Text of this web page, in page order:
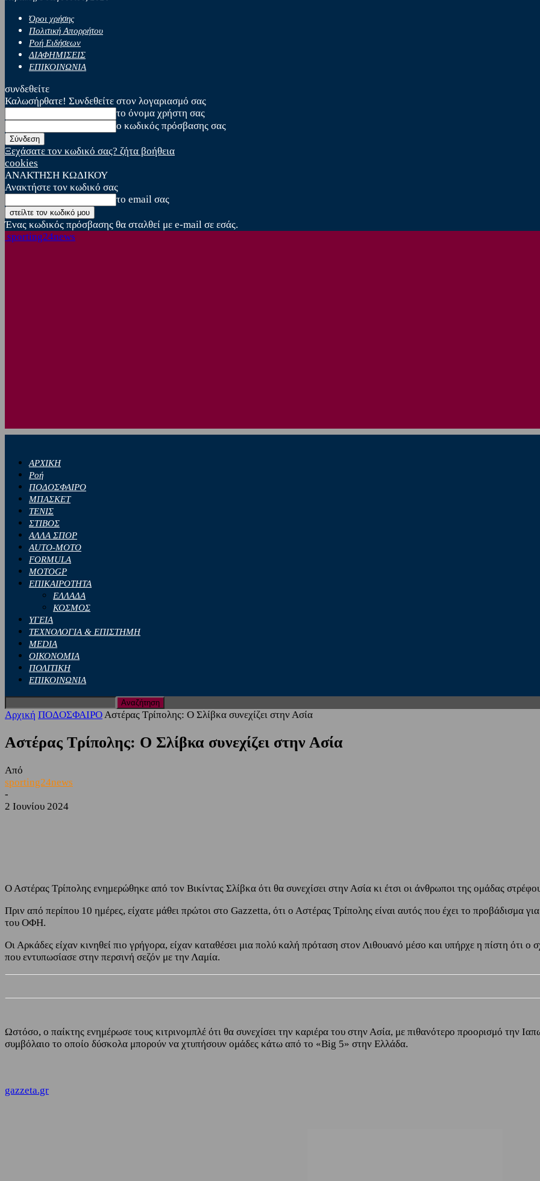
Όροι χρήσης
Πολιτική Απορρήτου
Ροή Ειδήσεων
ΔΙΑΦΗΜΙΣΕΙΣ
ΕΠΙΚΟΙΝΩΝΙΑ
συνδεθείτε
Καλωσήρθατε! Συνδεθείτε στον λογαριασμό σας
το όνομα χρήστη σας
ο κωδικός πρόσβασης σας
Ξεχάσατε τον κωδικό σας? ζήτα βοήθεια
cookies
ΑΝΑΚΤΗΣΗ ΚΩΔΙΚΟΥ
Ανακτήστε τον κωδικό σας
το email σας
Ένας κωδικός πρόσβασης θα σταλθεί με e-mail σε εσάς.
sporting24news
ΑΡΧΙΚΗ
Ροή
ΠΟΔΟΣΦΑΙΡΟ
ΜΠΑΣΚΕΤ
ΤΕΝΙΣ
ΣΤΙΒΟΣ
ΑΛΛΑ ΣΠΟΡ
AUTO-MOTO
FORMULA
MOTOGP
ΕΠΙΚΑΙΡΟΤΗΤΑ
ΕΛΛΑΔΑ
ΚΟΣΜΟΣ
ΥΓΕΙΑ
ΤΕΧΝΟΛΟΓΙΑ & ΕΠΙΣΤΗΜΗ
MEDIA
ΟΙΚΟΝΟΜΙΑ
ΠΟΛΙΤΙΚΗ
ΕΠΙΚΟΙΝΩΝΙΑ
Αρχική ΠΟΔΟΣΦΑΙΡΟΑστέρας Τρίπολης: Ο Σλίβκα συνεχίζει στην Ασία
Αστέρας Τρίπολης: Ο Σλίβκα συνεχίζει στην Ασία
Από
sporting24news
-
2 Ιουνίου 2024
Ο Αστέρας Τρίπολης ενημερώθηκε από τον Βικίντας Σλίβκα ότι θα συνεχίσει στην Ασία κι έτσι οι άνθρωποι της ομάδας
Πριν από περίπου 10 ημέρες, είχατε μάθει πρώτοι στο Gazzetta, ότι ο Αστέρας Τρίπολης είναι αυτός που έχει το προβάδισμα
του ΟΦΗ.
Οι Αρκάδες είχαν κινηθεί πιο γρήγορα, είχαν καταθέσει μια πολύ καλή πρόταση στον Λιθουανό μέσο και υπήρχε η πίστη ότι ο
που εντυπωσίασε στην περσινή σεζόν με την Λαμία.
Ωστόσο, ο παίκτης ενημέρωσε τους κιτρινομπλέ ότι θα συνεχίσει την καριέρα του στην Ασία, με πιθανότερο προορισμό την
συμβόλαιο το οποίο δύσκολα μπορούν να χτυπήσουν ομάδες κάτω από το «Big 5» στην Ελλάδα.
gazzeta.gr